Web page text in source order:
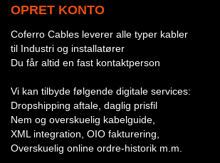
OPRET KONTO
Coferro Cables leverer alle typer kabler
til Industri og installatører
Du får altid en fast kontaktperson
Vi kan tilbyde følgende digitale services:
Dropshipping aftale, daglig prisfil
Nem og overskuelig kabelguide,
XML integration, OIO fakturering,
Overskuelig online ordre-historik m.m.